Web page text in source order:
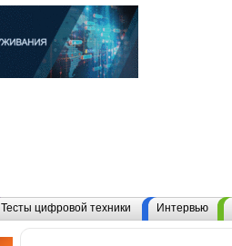
Тесты цифровой техники Интервью